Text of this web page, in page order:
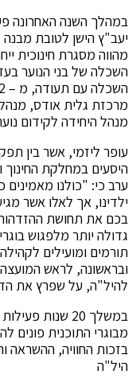
במהלך השנה האחרונה
יעב"ץ הישן לטובת מבנה
מהווה מסגרת חינוכית
השכלה של בני הנוער
מרכזת גלית אודס,
מנהל היחידה לקידום
עופר ליזמי, אשר בין
היסעים במחלקת
ערב כי: "כולנו מאמינים
ילדינו, אך לאלו אשר
בכם את תחושת ההזדהות
גדולה יותר מלפגוש
תורמים ומועילים
ובראשונה, לראש
להיל"ה, על שפרץ את
במשלך 20 שנות
מבוגרי התוכנית
בזכות החוויה, ההשראה
היל"ה